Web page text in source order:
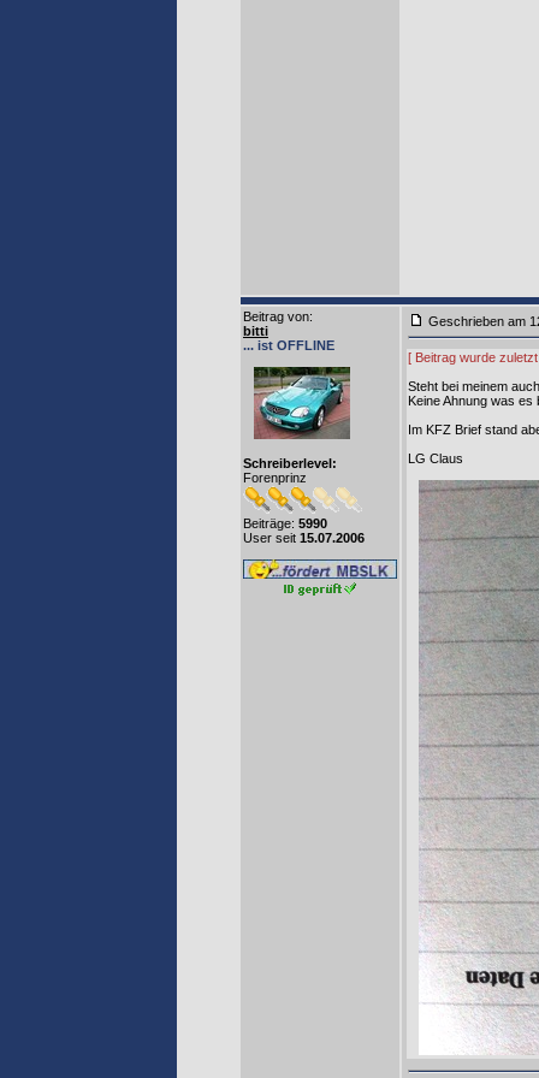
Beitrag von:
bitti
... ist OFFLINE
Schreiberlevel:
Forenprinz
Beiträge: 5990
User seit 15.07.2006
Geschrieben am
[ Beitrag wurde
Steht bei meinem
Keine Ahnung was es
Im KFZ Brief stand
LG Claus